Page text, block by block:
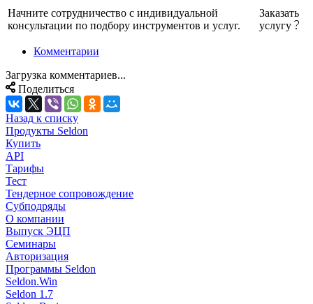
Начните сотрудничество с индивидуальной
консультации по подбору инструментов и услуг.
Заказать
услугу
Комментарии
Загрузка комментариев...
Поделиться
Назад к списку
Продукты Seldon
Купить
API
Тарифы
Тест
Тендерное сопровождение
Субподряды
О компании
Выпуск ЭЦП
Семинары
Авторизация
Программы Seldon
Seldon.Win
Seldon 1.7